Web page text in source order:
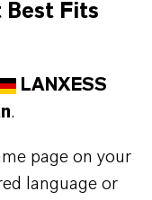
HABEN
VON
Best Fits
LANXESS
.
page on your
language or